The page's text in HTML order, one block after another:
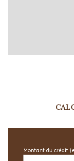
Montant du crédit